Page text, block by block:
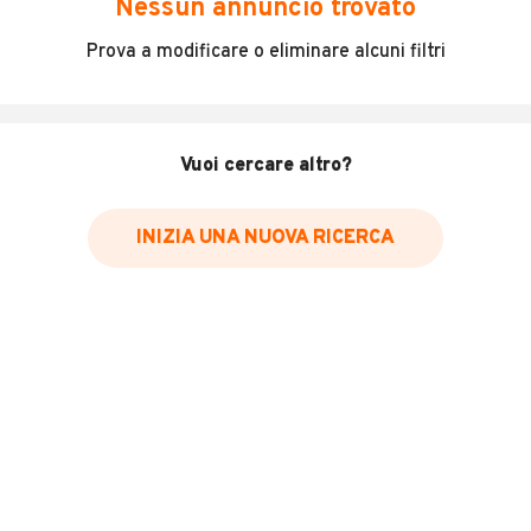
* Il canone mensile dei veicoli a noleggio può variare in base alla
durata del contratto, al numero di km inclusi e all'importo versato
Nessun annuncio trovato
Prova a modificare o eliminare alcuni filtri
Vuoi cercare altro?
INIZIA UNA NUOVA RICERCA